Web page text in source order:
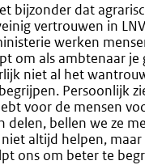
bijzonder dat
vertrouwen in
werken
om als ambtenaar
niet al het
Persoonlijk
voor de mensen
delen, bellen we ze
altijd helpen,
ons om beter te